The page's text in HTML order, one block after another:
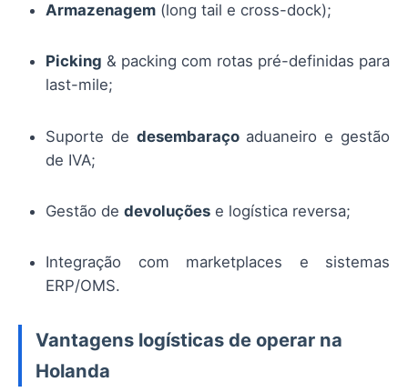
Armazenagem (long tail e cross-dock);
Picking & packing com rotas pré-definidas para
last-mile;
Suporte de desembaraçoaduaneiro e gestão
de IVA;
Gestão de devoluções e logística reversa;
Integração com marketplaces e sistemas
ERP/OMS.
Vantagens logísticas de operar na
Holanda